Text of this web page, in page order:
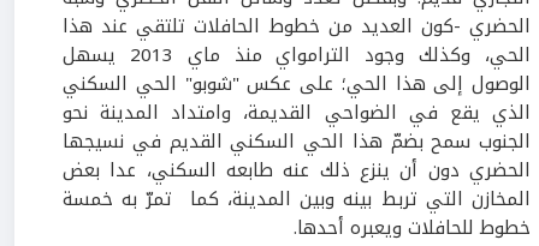
الحضري -كون العديد من خطوط الحافلات تلتقي عند هذا
الحي، وكذلك وجود الترامواي منذ ماي 2013 يسهل
الوصول إلى هذا الحي؛ على عكس "شوبو" الحي السكني
الذي يقع في الضواحي القديمة، وامتداد المدينة نحو
الجنوب سمح بضمّ هذا الحي السكني القديم في نسيجها
الحضري دون أن ينزع ذلك عنه طابعه السكني، عدا بعض
المخازن التي تربط بينه وبين المدينة، كما تمرّ به خمسة
خطوط للحافلات ويعبره أحدها.